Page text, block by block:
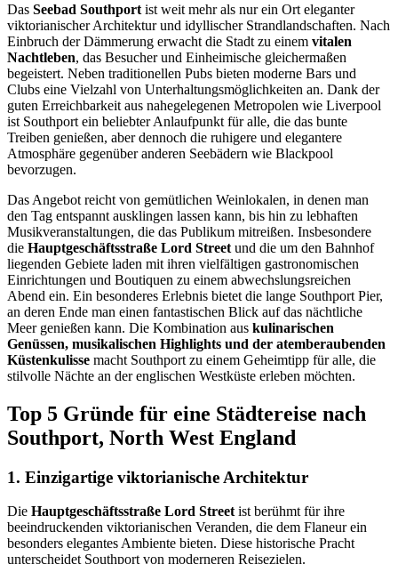
Das Seebad Southport ist weit mehr als nur ein Ort eleganter
viktorianischer Architektur und idyllischer Strandlandschaften. Nach
Einbruch der Dämmerung erwacht die Stadt zu einem vitalen
Nachtleben, das Besucher und Einheimische gleichermaßen
begeistert. Neben traditionellen Pubs bieten moderne Bars und
Clubs eine Vielzahl von Unterhaltungsmöglichkeiten an. Dank der
guten Erreichbarkeit aus nahegelegenen Metropolen wie Liverpool
ist Southport ein beliebter Anlaufpunkt für alle, die das bunte
Treiben genießen, aber dennoch die ruhigere und elegantere
Atmosphäre gegenüber anderen Seebädern wie Blackpool
bevorzugen.
Das Angebot reicht von gemütlichen Weinlokalen, in denen man
den Tag entspannt ausklingen lassen kann, bis hin zu lebhaften
Musikveranstaltungen, die das Publikum mitreißen. Insbesondere
die Hauptgeschäftsstraße Lord Street und die um den Bahnhof
liegenden Gebiete laden mit ihren vielfältigen gastronomischen
Einrichtungen und Boutiquen zu einem abwechslungsreichen
Abend ein. Ein besonderes Erlebnis bietet die lange Southport Pier,
an deren Ende man einen fantastischen Blick auf das nächtliche
Meer genießen kann. Die Kombination aus kulinarischen
Genüssen, musikalischen Highlights und der atemberaubenden
Küstenkulisse macht Southport zu einem Geheimtipp für alle, die
stilvolle Nächte an der englischen Westküste erleben möchten.
Top 5 Gründe für eine Städtereise nach
Southport, North West England
1. Einzigartige viktorianische Architektur
Die Hauptgeschäftsstraße Lord Street ist berühmt für ihre
beeindruckenden viktorianischen Veranden, die dem Flaneur ein
besonders elegantes Ambiente bieten. Diese historische Pracht
unterscheidet Southport von moderneren Reisezielen.